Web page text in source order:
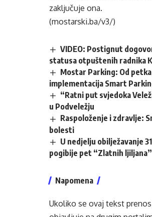
zaključuje ona.
(mostarski.ba/v3/)
VIDEO: Postignut
statusa otpuštenih radnika
Mostar Parking: Od
implementacija Smart
“Ratni put svjedoka
u Podveležju
Raspoloženje i zdravlje:
bolesti
U nedjelju obilježavanje
pogibije pet “Zlatnih ljiljana”
Napomena
Ukoliko se ovaj tekst